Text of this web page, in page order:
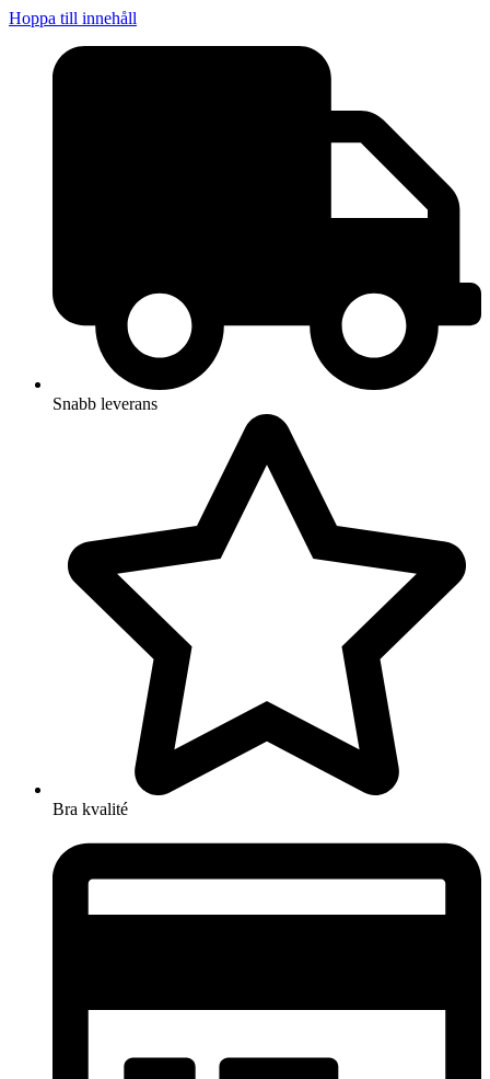
Hoppa till innehåll
Snabb leverans
Bra kvalité